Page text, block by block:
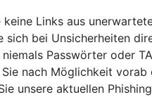
keine Links aus
sich bei Unsicherheiten
niemals Passwörter oder
nach Möglichkeit
unsere aktuellen